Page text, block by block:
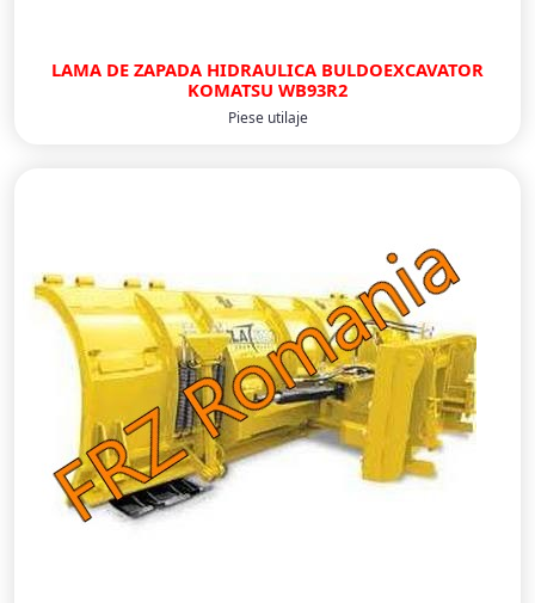
LAMA DE ZAPADA HIDRAULICA BULDOEXCAVATOR
KOMATSU WB93R2
Piese utilaje